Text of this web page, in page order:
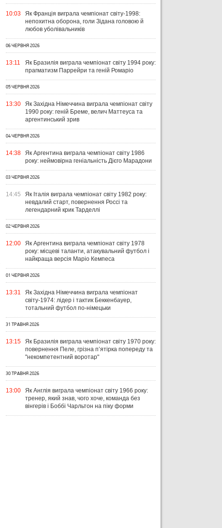
10:03
Як Франція виграла чемпіонат світу-1998:
непохитна оборона, голи Зідана головою й
любов уболівальників
06 ЧЕРВНЯ 2026
13:11
Як Бразилія виграла чемпіонат світу 1994 року:
прагматизм Паррейри та геній Ромаріо
05 ЧЕРВНЯ 2026
13:30
Як Західна Німеччина виграла чемпіонат світу
1990 року: геній Бреме, велич Маттеуса та
аргентинський зрив
04 ЧЕРВНЯ 2026
14:38
Як Аргентина виграла чемпіонат світу 1986
року: неймовірна геніальність Дієго Марадони
03 ЧЕРВНЯ 2026
14:45
Як Італія виграла чемпіонат світу 1982 року:
невдалий старт, повернення Россі та
легендарний крик Тарделлі
02 ЧЕРВНЯ 2026
12:00
Як Аргентина виграла чемпіонат світу 1978
року: місцеві таланти, атакувальний футбол і
найкраща версія Маріо Кемпеса
01 ЧЕРВНЯ 2026
13:31
Як Західна Німеччина виграла чемпіонат
світу-1974: лідер і тактик Беккенбауер,
тотальний футбол по-німецьки
31 ТРАВНЯ 2026
13:15
Як Бразилія виграла чемпіонат світу 1970 року:
повернення Пеле, грізна п’ятірка попереду та
"некомпетентний воротар"
30 ТРАВНЯ 2026
13:00
Як Англія виграла чемпіонат світу 1966 року:
тренер, який знав, чого хоче, команда без
вінгерів і Боббі Чарльтон на піку форми